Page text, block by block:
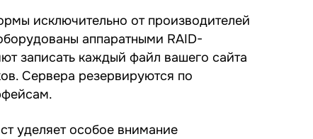
исключительно от производителей
аппаратными RAID-
записать каждый файл вашего сайта
Сервера резервируются по
уделяет особое внимание